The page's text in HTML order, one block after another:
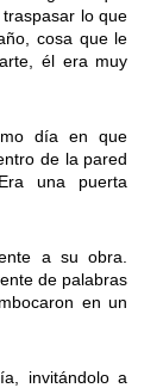
lo que
cosa que le
él era muy
día en que
de la pared
una puerta
a su obra.
de palabras
en un
invitándolo a